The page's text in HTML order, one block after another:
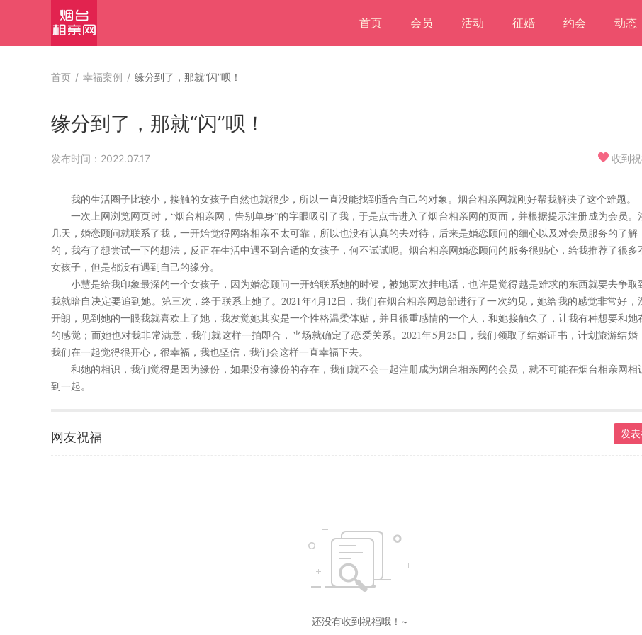
首页 会员 活动 征婚 约会 动态
首页 / 幸福案例 / 缘分到了，那就“闪”呗！
缘分到了，那就“闪”呗！
发布时间：2022.07.17 收到
我的生活圈子比较小，接触的女孩子自然也就很少，所以一直没能找到适合自己的对象。烟台相亲网就刚好帮我解决了这个难题。
一次上网浏览网页时，“烟台相亲网，告别单身”的字眼吸引了我，于是点击进入了烟台相亲网的页面，并根据提示注册成为会员。
几天，婚恋顾问就联系了我，一开始觉得网络相亲不太可靠，所以也没有认真的去对待，后来是婚恋顾问的细心以及对会员服务的了解
的，我有了想尝试一下的想法，反正在生活中遇不到合适的女孩子，何不试试呢。烟台相亲网婚恋顾问的服务很贴心，给我推荐了很多
女孩子，但是都没有遇到自己的缘分。
小慧是给我印象最深的一个女孩子，因为婚恋顾问一开始联系她的时候，被她两次挂电话，也许是觉得越是难求的东西就要去争取
我就暗自决定要追到她。第三次，终于联系上她了。2021年4月12日，我们在烟台相亲网总部进行了一次约见，她给我的感觉非常好，
开朗，见到她的一眼我就喜欢上了她，我发觉她其实是一个性格温柔体贴，并且很重感情的一个人，和她接触久了，让我有种想要和她
的感觉；而她也对我非常满意，我们就这样一拍即合，当场就确定了恋爱关系。2021年5月25日，我们领取了结婚证书，计划旅游结婚
我们在一起觉得很开心，很幸福，我也坚信，我们会这样一直幸福下去。
和她的相识，我们觉得是因为缘份，如果没有缘份的存在，我们就不会一起注册成为烟台相亲网的会员，就不可能在烟台相亲网相
到一起。
网友祝福 发
还没有收到祝福哦！~